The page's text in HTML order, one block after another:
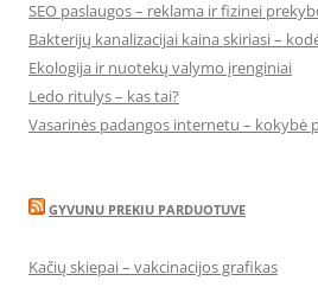
SEO paslaugos – reklama ir fizinei
Bakterijų kanalizacijai kaina skiriasi –
Ekologija ir nuotekų valymo įrenginiai
Ledo ritulys – kas tai?
Vasarinės padangos internetu – kokybė
GYVUNU PREKIU PARDUOTUVE
Kačių skiepai – vakcinacijos grafikas